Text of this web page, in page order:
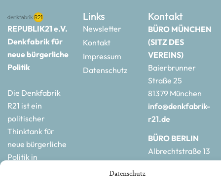
Datenschutz
REPUBLIK21 e.V.
Denkfabrik für
neue bürgerliche
Politik
Die Denkfabrik
R21 ist ein
politischer
Thinktank für
neue bürgerliche
Politik in
Links
Newsletter
Kontakt
Impressum
Datenschutz
Kontakt
BÜRO MÜNCHEN
(SITZ DES
VEREINS)
Baierbrunner
Straße 25
81379 München
info@denkfabrik-
r21.de
BÜRO BERLIN
Albrechtstraße 13